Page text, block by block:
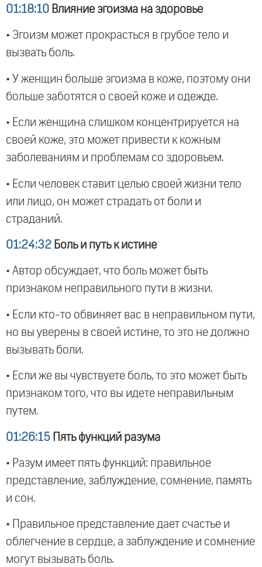
01:18:10 Влияние эгоизма на здоровье
• Эгоизм может прокрасться в грубое тело и
вызвать боль.
• У женщин больше эгоизма в коже, поэтому они
больше заботятся о своей коже и одежде.
• Если женщина слишком концентрируется на
своей коже, это может привести к кожным
заболеваниям и проблемам со здоровьем.
• Если человек ставит целью своей жизни тело
или лицо, он может страдать от боли и
страданий.
01:24:32 Боль и путь к истине
• Автор обсуждает, что боль может быть
признаком неправильного пути в жизни.
• Если кто-то обвиняет вас в неправильном пути,
но вы уверены в своей истине, то это не должно
вызывать боли.
• Если же вы чувствуете боль, то это может быть
признаком того, что вы идете неправильным
путем.
01:26:15 Пять функций разума
• Разум имеет пять функций: правильное
представление, заблуждение, сомнение, память
и сон.
• Правильное представление дает счастье и
облегчение в сердце, а заблуждение и сомнение
могут вызывать боль.